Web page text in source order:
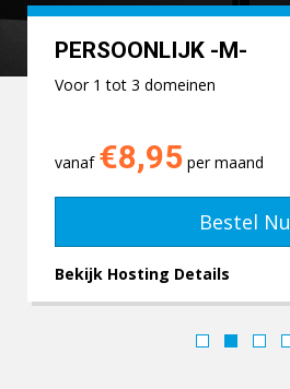
PERSOONLIJK -M-
Voor 1 tot 3 domeinen
vanaf €8,95 per maand
Bestel Nu
Bekijk Hosting Details